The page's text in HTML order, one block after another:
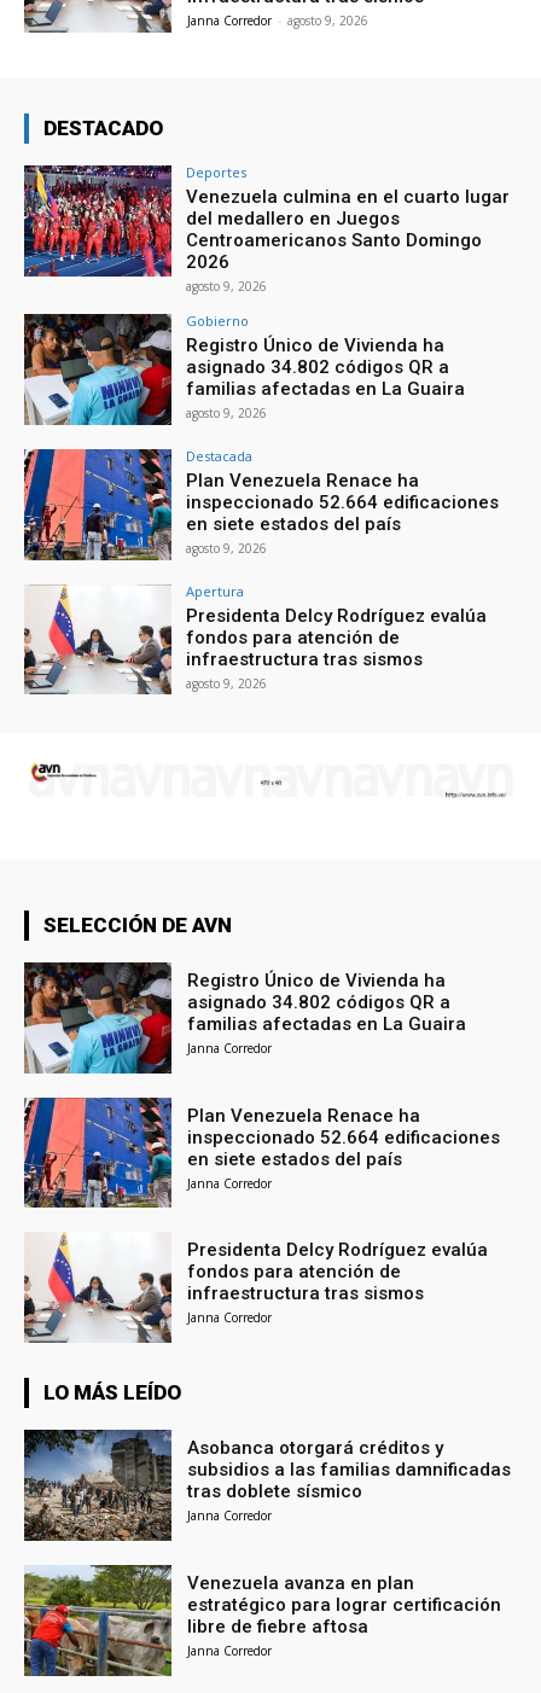
Janna Corredor - agosto 9, 2026
DESTACADO
Deportes
Venezuela culmina en el cuarto lugar
del medallero en Juegos
Centroamericanos Santo Domingo
2026
agosto 9, 2026
Gobierno
Registro Único de Vivienda ha
asignado 34.802 códigos QR a
familias afectadas en La Guaira
agosto 9, 2026
Destacada
Plan Venezuela Renace ha
inspeccionado 52.664 edificaciones
en siete estados del país
agosto 9, 2026
Apertura
Presidenta Delcy Rodríguez evalúa
fondos para atención de
infraestructura tras sismos
agosto 9, 2026
SELECCIÓN DE AVN
Registro Único de Vivienda ha
asignado 34.802 códigos QR a
familias afectadas en La Guaira
Janna Corredor
Plan Venezuela Renace ha
inspeccionado 52.664 edificaciones
en siete estados del país
Janna Corredor
Presidenta Delcy Rodríguez evalúa
fondos para atención de
infraestructura tras sismos
Janna Corredor
LO MÁS LEÍDO
Asobanca otorgará créditos y
subsidios a las familias damnificadas
tras doblete sísmico
Janna Corredor
Venezuela avanza en plan
estratégico para lograr certificación
libre de fiebre aftosa
Janna Corredor